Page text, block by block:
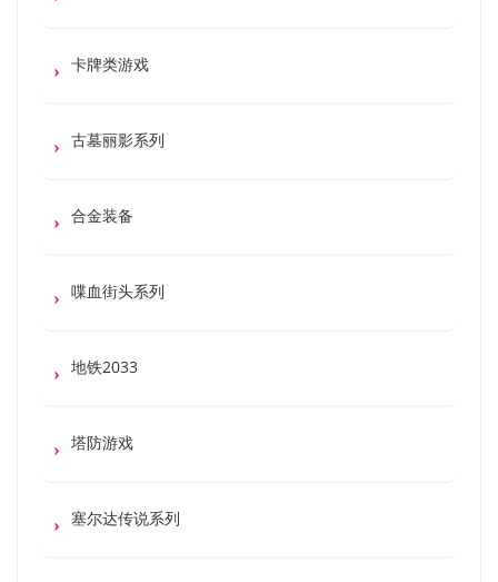
卡牌类游戏
古墓丽影系列
合金装备
喋血街头系列
地铁2033
塔防游戏
塞尔达传说系列